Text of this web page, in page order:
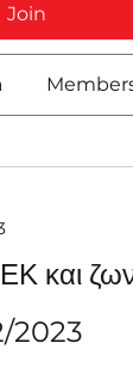
Join
και
2023